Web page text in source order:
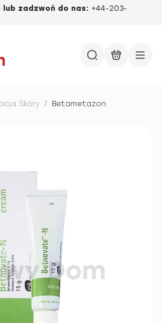
lub zadzwoń do nas: +44-203-
Skóry / Betametazon